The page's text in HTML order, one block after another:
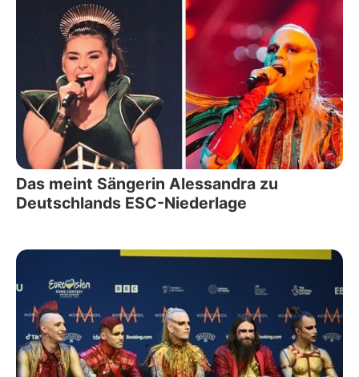
Das meint Sängerin Alessandra zu
Deutschlands ESC-Niederlage